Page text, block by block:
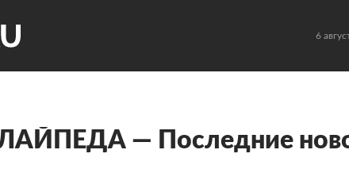
6
— Последние